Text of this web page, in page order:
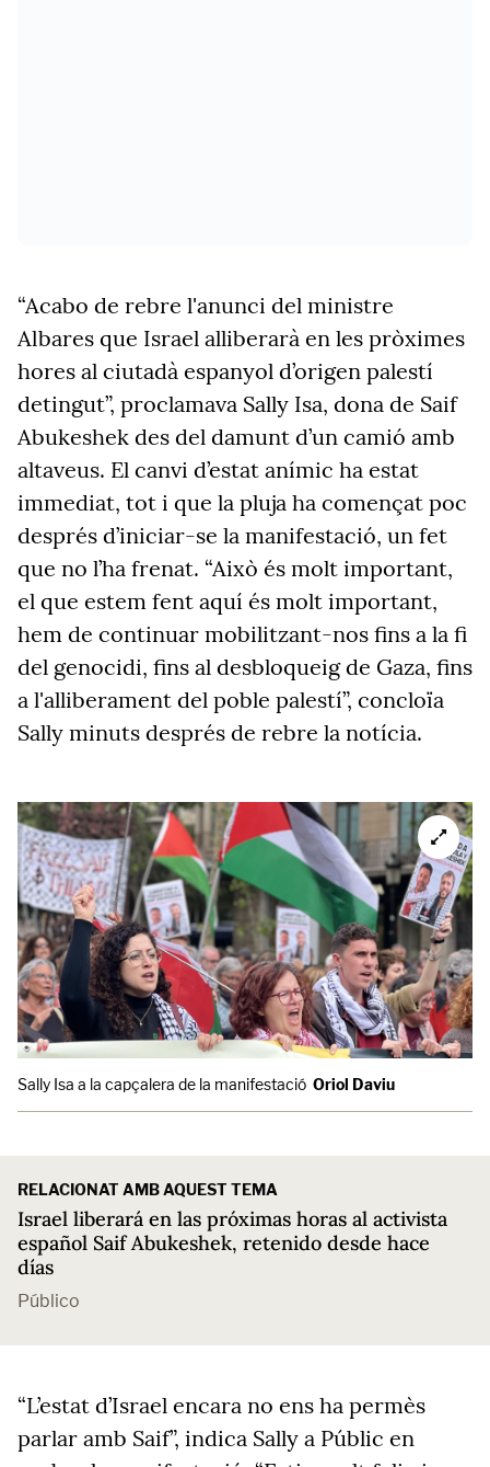
“Acabo de rebre l'anunci del ministre
Albares que Israel alliberarà en les pròximes
hores al ciutadà espanyol d’origen palestí
detingut”, proclamava Sally Isa, dona de Saif
Abukeshek des del damunt d’un camió amb
altaveus. El canvi d’estat anímic ha estat
immediat, tot i que la pluja ha començat poc
després d’iniciar-se la manifestació, un fet
que no l’ha frenat. “Això és molt important,
el que estem fent aquí és molt important,
hem de continuar mobilitzant-nos fins a la fi
del genocidi, fins al desbloqueig de Gaza, fins
a l'alliberament del poble palestí”, concloïa
Sally minuts després de rebre la notícia.
Sally Isa a la capçalera de la manifestació Oriol Daviu
RELACIONAT AMB AQUEST TEMA
Israel liberará en las próximas horas al activista
español Saif Abukeshek, retenido desde hace
días
Público
“L’estat d’Israel encara no ens ha permès
parlar amb Saif”, indica Sally a Públic en